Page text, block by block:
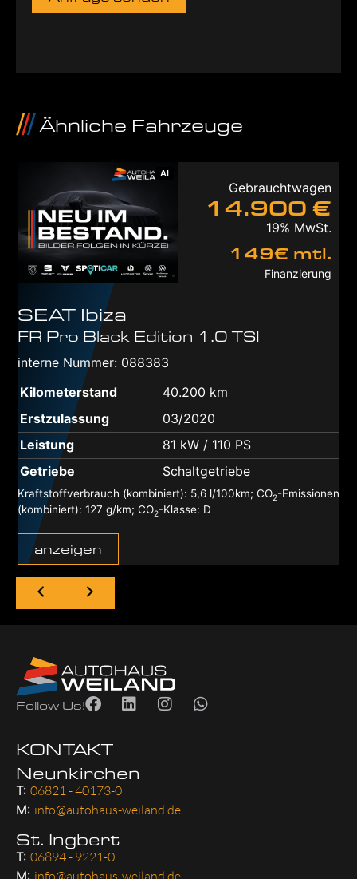
Ähnliche Fahrzeuge
AI
Gebrauchtwagen
14.900 €
19% MwSt.
149€ mtl.
Finanzierung
SEAT Ibiza
FR Pro Black Edition 1.0 TSI
interne Nummer: 088383
Kilometerstand
40.200 km
Erstzulassung
03/2020
Leistung
81 kW / 110 PS
Getriebe
Schaltgetriebe
Kraftstoffverbrauch (kombiniert): 5,6 l/100km; CO2-Emissionen
(kombiniert): 127 g/km; CO2-Klasse: D
anzeigen
Follow Us!
KONTAKT
Neunkirchen
T: 06821 - 40173-0
M: info@autohaus-weiland.de
St. Ingbert
T: 06894 - 9221-0
M: info@autohaus-weiland.de